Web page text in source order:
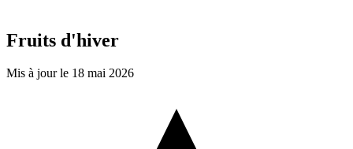
Fruits d'hiver
Mis à jour le 18 mai 2026